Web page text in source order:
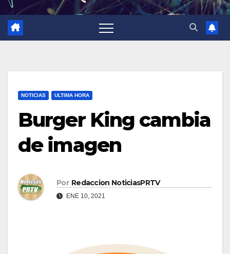
NOTICIAS ULTIMA HORA
Burger King cambia
de imagen
Por Redaccion NoticiasPRTV
ENE 10, 2021